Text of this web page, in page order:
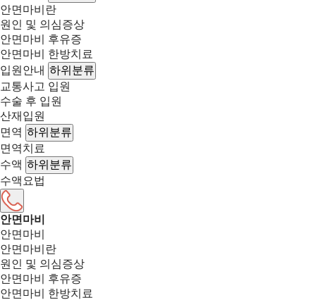
안면마비란
원인 및 의심증상
안면마비 후유증
안면마비 한방치료
입원안내 하위분류
교통사고 입원
수술 후 입원
산재입원
면역 하위분류
면역치료
수액 하위분류
수액요법
안면마비
안면마비
안면마비란
원인 및 의심증상
안면마비 후유증
안면마비 한방치료